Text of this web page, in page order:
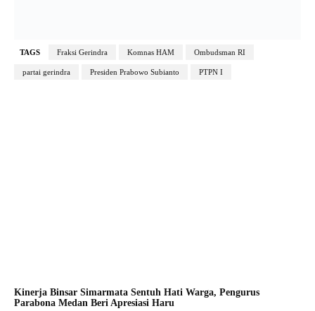
TAGS Fraksi Gerindra Komnas HAM Ombudsman RI
partai gerindra Presiden Prabowo Subianto PTPN I
Kinerja Binsar Simarmata Sentuh Hati Warga, Pengurus
Parabona Medan Beri Apresiasi Haru